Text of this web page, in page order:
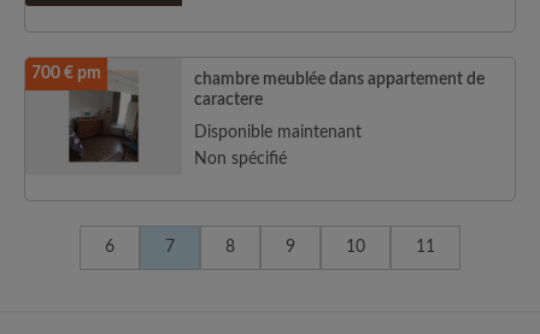
700 € pm
chambre meublée dans appartement de
caractere
Disponible maintenant
Non spécifié
6 7 8 9 10 11